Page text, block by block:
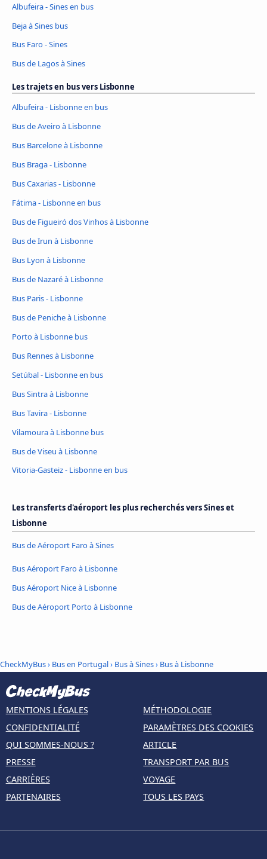
Albufeira - Sines en bus
Beja à Sines bus
Bus Faro - Sines
Bus de Lagos à Sines
Les trajets en bus vers Lisbonne
Albufeira - Lisbonne en bus
Bus de Aveiro à Lisbonne
Bus Barcelone à Lisbonne
Bus Braga - Lisbonne
Bus Caxarias - Lisbonne
Fátima - Lisbonne en bus
Bus de Figueiró dos Vinhos à Lisbonne
Bus de Irun à Lisbonne
Bus Lyon à Lisbonne
Bus de Nazaré à Lisbonne
Bus Paris - Lisbonne
Bus de Peniche à Lisbonne
Porto à Lisbonne bus
Bus Rennes à Lisbonne
Setúbal - Lisbonne en bus
Bus Sintra à Lisbonne
Bus Tavira - Lisbonne
Vilamoura à Lisbonne bus
Bus de Viseu à Lisbonne
Vitoria-Gasteiz - Lisbonne en bus
Les transferts d'aéroport les plus recherchés vers Sines et
Lisbonne
Bus de Aéroport Faro à Sines
Bus Aéroport Faro à Lisbonne
Bus Aéroport Nice à Lisbonne
Bus de Aéroport Porto à Lisbonne
CheckMyBus› Bus en Portugal› Bus à Sines› Bus à Lisbonne
MENTIONS LÉGALES
CONFIDENTIALITÉ
QUI SOMMES-NOUS ?
PRESSE
CARRIÈRES
PARTENAIRES
MÉTHODOLOGIE
PARAMÈTRES DES COOKIES
ARTICLE
TRANSPORT PAR BUS
VOYAGE
TOUS LES PAYS